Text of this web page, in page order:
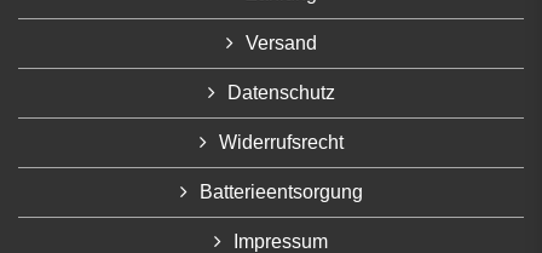
Versand
Datenschutz
Widerrufsrecht
Batterieentsorgung
Impressum